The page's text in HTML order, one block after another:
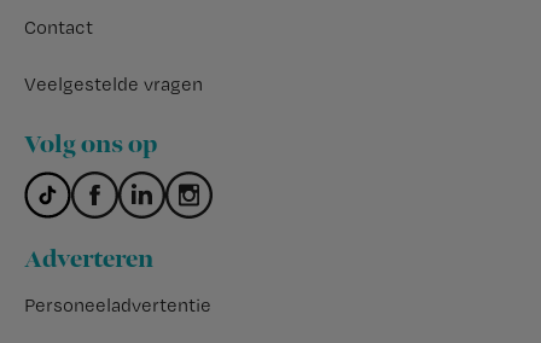
Contact
Veelgestelde vragen
Volg ons op
Adverteren
Personeeladvertentie